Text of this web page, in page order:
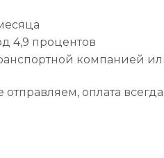
4,9 процентов
компанией
оплата